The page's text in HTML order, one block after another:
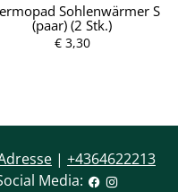
Sohlenwärmer S
(paar) (2 Stk.)
€ 3,30
P
| +4364622213
Media: